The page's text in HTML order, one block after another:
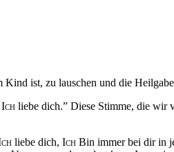
Kind ist, zu lauschen und die
Ich liebe dich.” Diese Stimme, die wir
liebe dich, Ich Bin immer bei dir in